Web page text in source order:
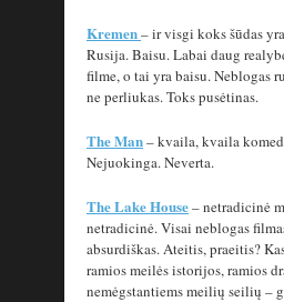
Kremen– ir visgi koks šūdas
Rusija. Baisu. Labai daug
filme, o tai yra baisu. Neblogas
ne perliukas. Toks pusėtinas.
The Man– kvaila, kvaila
Nejuokinga. Neverta.
The Lake House– netradicinė
netradicinė. Visai neblogas
absurdiškas. Ateitis, praeitis?
ramios meilės istorijos, ramios
nemėgstantiems meilių seilių –